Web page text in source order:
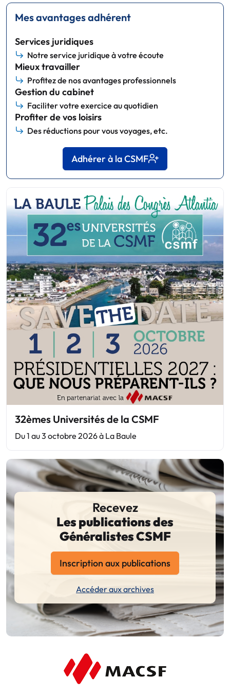
Mes avantages adhérent
Services juridiques
Notre service juridique à votre écoute
Mieux travailler
Profitez de nos avantages professionnels
Gestion du cabinet
Faciliter votre exercice au quotidien
Profiter de vos loisirs
Des réductions pour vous voyages, etc.
Adhérer à la CSMF
32èmes Universités de la CSMF
Du 1 au 3 octobre 2026 à La Baule
Recevez
Les publications des
Généralistes CSMF
Inscription aux publications
Accéder aux archives